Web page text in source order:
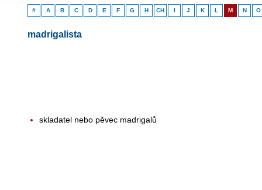
# A B C D E F G H CH I J K L M N O
madrigalista
skladatel nebo pěvec madrigalů